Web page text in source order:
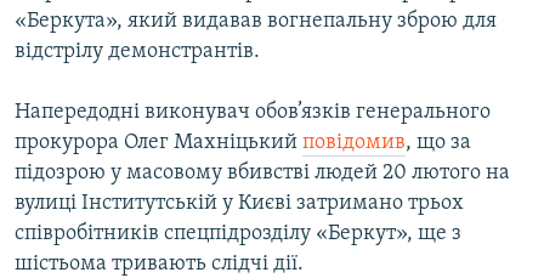
«Беркута», який видавав вогнепальну зброю для
відстрілу демонстрантів.
Напередодні виконувач обов’язків генерального
прокурора Олег Махніцький повідомив, що за
підозрою у масовому вбивстві людей 20 лютого на
вулиці Інститутській у Києві затримано трьох
співробітників спецпідрозділу «Беркут», ще з
шістьома тривають слідчі дії.